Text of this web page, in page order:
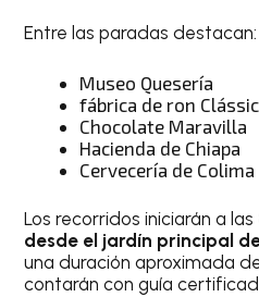
Entre las paradas destacan:
Museo Quesería
fábrica de ron
Chocolate Maravilla
Hacienda de Chiapa
Cervecería de Colima
Los recorridos iniciarán a las
desde el jardín principal
una duración aproximada
contarán con guía